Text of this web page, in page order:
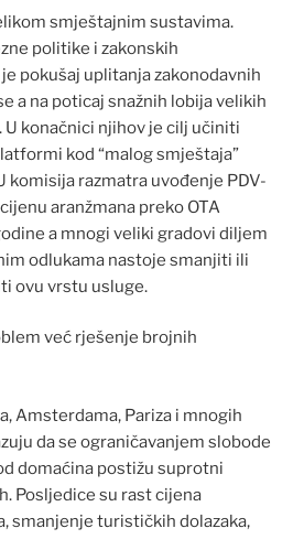
smještajnim sustavima.
politike i zakonskih
pokušaj uplitanja zakonodavnih
a na poticaj snažnih lobija velikih
konačnici njihov je cilj učiniti
kod “malog smještaja”
komisija razmatra uvođenje PDV-
aranžmana preko OTA
a mnogi veliki gradovi diljem
odlukama nastoje smanjiti ili
ovu vrstu usluge.
već rješenje brojnih
Amsterdama, Pariza i mnogih
da se ograničavanjem slobode
domaćina postižu suprotni
Posljedice su rast cijena
smanjenje turističkih dolazaka,